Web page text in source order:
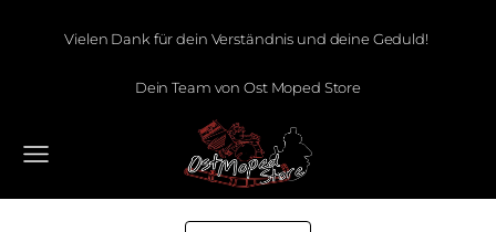
Vielen Dank für dein Verständnis und deine Geduld!
Dein Team von Ost Moped Store